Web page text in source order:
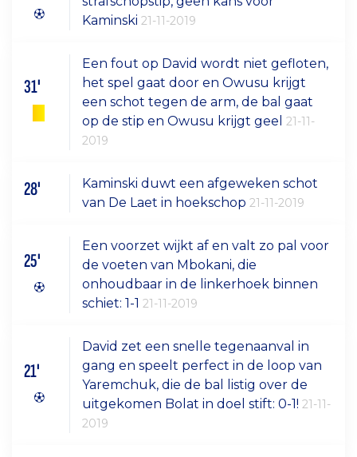
Kaminski21-11-2019
31'
Een fout op David wordt niet gefloten,
het spel gaat door en Owusu krijgt
een schot tegen de arm, de bal gaat
op de stip en Owusu krijgt geel21-11-
2019
28'
Kaminski duwt een afgeweken schot
van De Laet in hoekschop21-11-2019
25'
Een voorzet wijkt af en valt zo pal voor
de voeten van Mbokani, die
onhoudbaar in de linkerhoek binnen
schiet: 1-121-11-2019
21'
David zet een snelle tegenaanval in
gang en speelt perfect in de loop van
Yaremchuk, die de bal listig over de
uitgekomen Bolat in doel stift: 0-1!21-11-
2019